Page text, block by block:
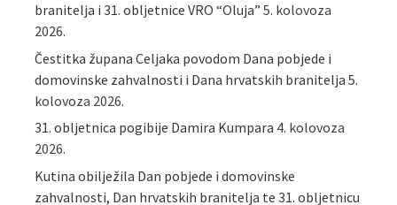
branitelja i 31. obljetnice VRO “Oluja” 5. kolovoza
2026.
Čestitka župana Celjaka povodom Dana pobjede i
domovinske zahvalnosti i Dana hrvatskih branitelja 5.
kolovoza 2026.
31. obljetnica pogibije Damira Kumpara 4. kolovoza
2026.
Kutina obilježila Dan pobjede i domovinske
zahvalnosti, Dan hrvatskih branitelja te 31. obljetnicu